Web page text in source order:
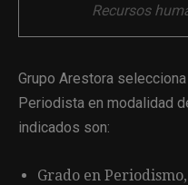
Recursos
Grupo Arestora
Periodista en modalidad
indicados son:
Grado en